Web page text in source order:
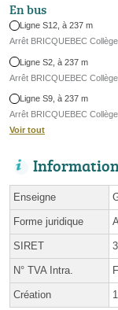
En bus
Ligne S12, à 237 m
Arrêt BRICQUEBEC
Ligne S2, à 237 m
Arrêt BRICQUEBEC
Ligne S9, à 237 m
Arrêt BRICQUEBEC
Voir tout
Enseigne
Forme juridique
SIRET
N° TVA Intra.
Création